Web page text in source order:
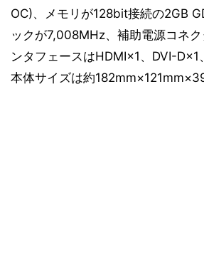
OC)、メモリが128bit接続の2GB
ックが7,008MHz、補助電源コネ
ンタフェースはHDMI×1、DVI-D×1
本体サイズは約